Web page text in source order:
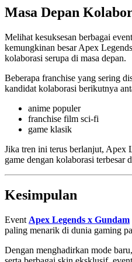
Masa Depan
Melihat kesuksesan berbagai
kemungkinan besar Apex
kolaborasi serupa di masa depan.
Beberapa franchise yang sering
kandidat kolaborasi berikutnya
anime populer
franchise film sci-fi
game klasik
Jika tren ini terus berlanjut, Apex
game dengan kolaborasi terbesar
Kesimpulan
Event Apex Legends x Gundam
paling menarik di dunia gaming
Dengan menghadirkan mode